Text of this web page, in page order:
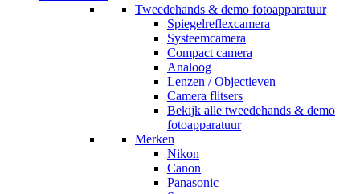
Tweedehands & demo fotoapparatuur
Spiegelreflexcamera
Systeemcamera
Compact camera
Analoog
Lenzen / Objectieven
Camera flitsers
Bekijk alle tweedehands & demo
fotoapparatuur
Merken
Nikon
Canon
Panasonic